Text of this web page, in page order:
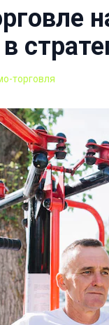
торговля